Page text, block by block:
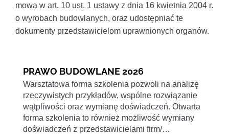
mowa w art. 10 ust. 1 ustawy z dnia 16 kwietnia 2004 r.
o wyrobach budowlanych, oraz udostępniać te
dokumenty przedstawicielom uprawnionych organów.
PRAWO BUDOWLANE 2026
Warsztatowa forma szkolenia pozwoli na analizę
rzeczywistych przykładów, wspólne rozwiązanie
wątpliwości oraz wymianę doświadczeń. Otwarta
forma szkolenia to również możliwość wymiany
doświadczeń z przedstawicielami firm/…